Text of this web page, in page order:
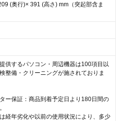
(奥行)× 391 (高さ) mm（突起部含ま
供するパソコン・周辺機器は100項目以
整備・クリーニングが施されておりま
ー保証：商品到着予定日より180日間の
経年劣化や以前の使用状況により、多少